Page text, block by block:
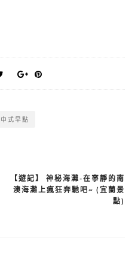
中式早點
【遊記】 神秘海灘-在寧靜的南
澳海灘上瘋狂奔馳吧~ (宜蘭景
點)